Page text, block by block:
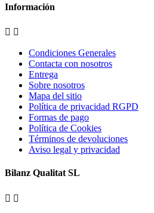
Información
 
Condiciones Generales
Contacta con nosotros
Entrega
Sobre nosotros
Mapa del sitio
Política de privacidad RGPD
Formas de pago
Política de Cookies
Términos de devoluciones
Aviso legal y privacidad
Bilanz Qualitat SL
 